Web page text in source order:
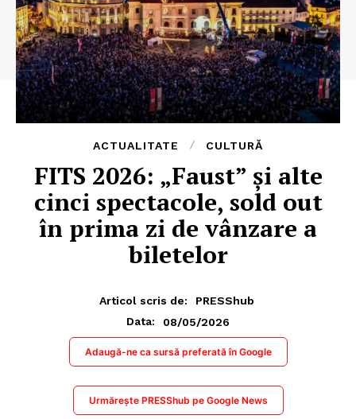
ACTUALITATE CULTURĂ
FITS 2026: „Faust” şi alte
cinci spectacole, sold out
în prima zi de vânzare a
biletelor
Articol scris de:
PRESShub
Data:
08/05/2026
Adaugă-ne ca sursă preferată în Google
Urmărește PRESShub pe Google News